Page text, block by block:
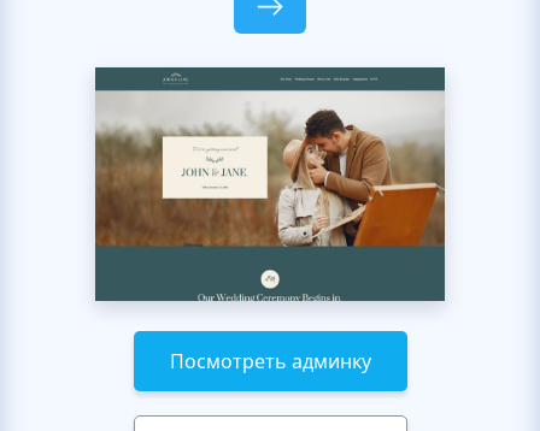
Посмотреть админку